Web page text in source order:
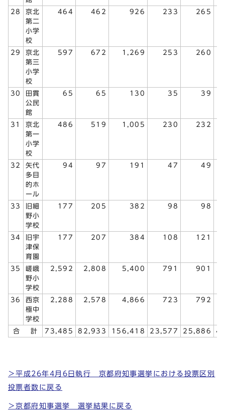
28
京北
第二
小学
校
464 462 926 233 265
29
京北
第三
小学
校
597 672 1,269 253 260
30
田貫
公民
館
65 65 130 35 39
31
京北
第一
小学
校
486 519 1,005 230 232
32
矢代
多目
的ホ
ール
94 97 191 47 49
33
旧細
野小
学校
177 205 382 98 98
34
旧宇
津保
育園
177 207 384 108 121
35
嵯峨
野小
学校
2,592 2,808 5,400 791 901
36
西京
極中
学校
2,288 2,578 4,866 723 792
合 計 73,485 82,933 156,418 23,577 25,886
＞平成26年4月6日執行 京都府知事選挙における投票区別
投票者数に戻る
＞京都府知事選挙 選挙結果に戻る